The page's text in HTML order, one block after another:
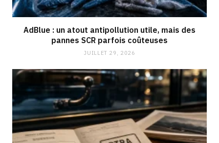
AdBlue : un atout antipollution utile, mais des
pannes SCR parfois coûteuses
JUILLET 29, 2026